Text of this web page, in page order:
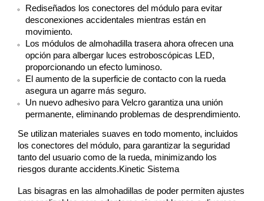
Rediseñados los conectores del módulo para evitar
desconexiones accidentales mientras están en
movimiento.
Los módulos de almohadilla trasera ahora ofrecen una
opción para albergar luces estroboscópicas LED,
proporcionando un efecto luminoso.
El aumento de la superficie de contacto con la rueda
asegura un agarre más seguro.
Un nuevo adhesivo para Velcro garantiza una unión
permanente, eliminando problemas de desprendimiento.
Se utilizan materiales suaves en todo momento, incluidos
los conectores del módulo, para garantizar la seguridad
tanto del usuario como de la rueda, minimizando los
riesgos durante accidents.Kinetic Sistema
Las bisagras en las almohadillas de poder permiten ajustes